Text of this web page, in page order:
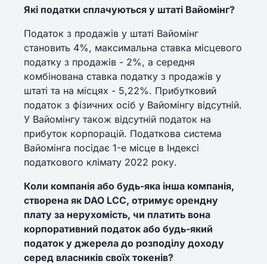
Які податки сплачуються у штаті Вайомінг?
Податок з продажів у штаті Вайомінг
становить 4%, максимальна ставка місцевого
податку з продажів - 2%, а середня
комбінована ставка податку з продажів у
штаті та на місцях - 5,22%. Прибутковий
податок з фізичних осіб у Вайомінгу відсутній.
У Вайомінгу також відсутній податок на
прибуток корпорацій. Податкова система
Вайомінга посідає 1-е місце в Індексі
податкового клімату 2022 року.
Коли компанія або будь-яка інша компанія,
створена як DAO LCC, отримує орендну
плату за нерухомість, чи платить вона
корпоративний податок або будь-який
податок у джерела до розподілу доходу
серед власників своїх токенів?